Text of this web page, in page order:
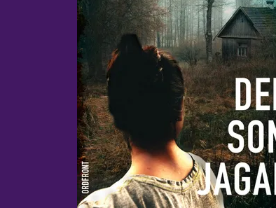
debutroman. ”Jag ville
deckare med äkta